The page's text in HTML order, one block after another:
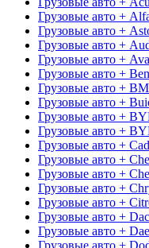
Грузовые авто +
Грузовые авто +
Грузовые авто +
Грузовые авто +
Грузовые авто +
Грузовые авто +
Грузовые авто +
Грузовые авто +
Грузовые авто +
Грузовые авто +
Грузовые авто +
Грузовые авто +
Грузовые авто +
Грузовые авто +
Грузовые авто +
Грузовые авто +
Грузовые авто +